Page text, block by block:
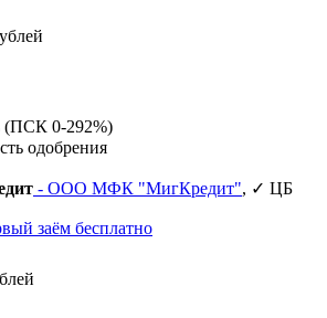
(ПСК 0-292%)
одобрения
- ООО МФК "МигКредит", ✓ ЦБ
заём бесплатно